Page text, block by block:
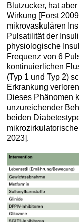
Blutzucker, hat
Wirkung [Forst
mikrovaskulären
Pulsatilität der
physiologische
Frequenz von 6
kontinuierlichen
(Typ 1 und Typ 2)
Erkrankung
Dieses Phänomen
unzureichender
beiden
2023].